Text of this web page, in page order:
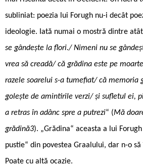
subliniat: poezia lui Forugh nu-i decât
ideologie. Iată numai o mostră dintre
se gândeşte la flori./ Nimeni nu se
vrea să creadă/ că grădina este pe
razele soarelui s-a tumefiat/ că memoria
goleşte de amintirile verzi/ şi sufletul ei,
a retras în adânc spre a putrezi“ (Mă
grădină3). „Grădina“ aceasta a lui
pustie“ din povestea Graalului, dar n-o
Poate cu altă ocazie.